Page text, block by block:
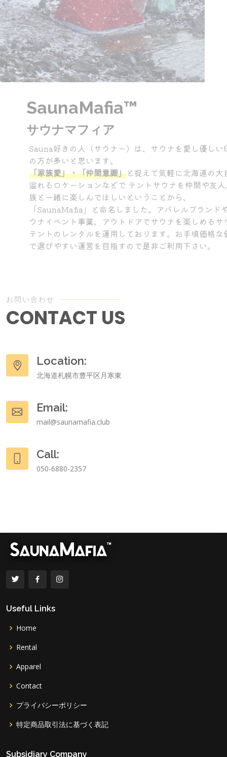
サウナマフィア
Sauna好きの人（サウナー）は、サウナを愛し優しい印象
の方が多いと思います。
「家族愛」・「仲間意識」と捉えて気軽に北海道の大自然
溢れるロケーションなどで テントサウナを仲間や友人、家
族と一緒に楽しんでほしいということから、
「SaunaMafia」と命名しました。アパレルブランドやサ
ウナイベント事業、アウトドアでサウナを楽しめるサウナ
テントのレンタルを運用しております。お手頃価格な価格
で選びやすい運営を目指すので是非ご利用下さい。
CONTACT US
北海道札幌市豊平区月寒東
mail@saunamafia.club
050-6880-2357
Useful Links
Home
Rental
Apparel
Contact
プライバシーポリシー
特定商品取引法に基づく表記
Subsidiary Company